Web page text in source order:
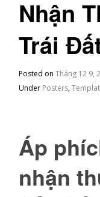
Nhận
Trái
Posted onTháng 12 9,
Under Posters,
Áp
nhận